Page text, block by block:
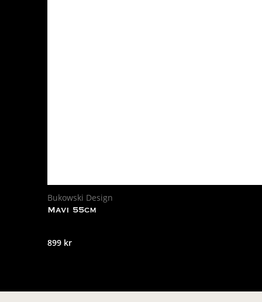
Bukowski Design
Mavi 55cm
899 kr